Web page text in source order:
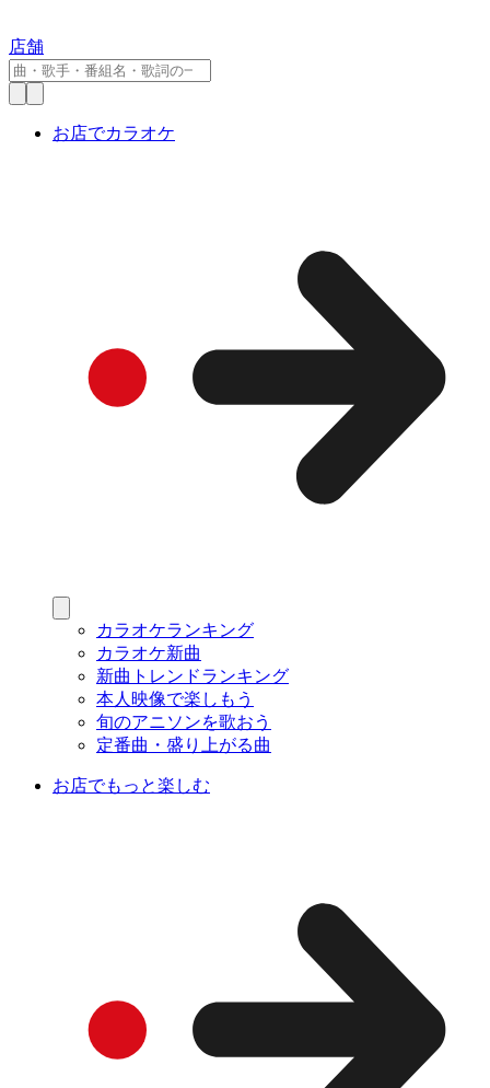
店舗
お店でカラオケ
カラオケランキング
カラオケ新曲
新曲トレンドランキング
本人映像で楽しもう
旬のアニソンを歌おう
定番曲・盛り上がる曲
お店でもっと楽しむ